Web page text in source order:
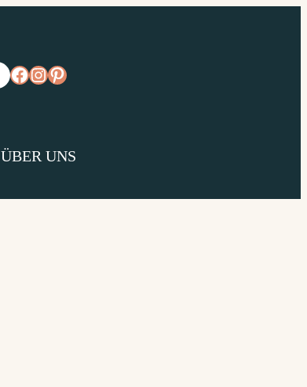
https://www.facebook.com/
https://www.instagram.com/
https://www.pinterest.de/diejungs/
ÜBER UNS